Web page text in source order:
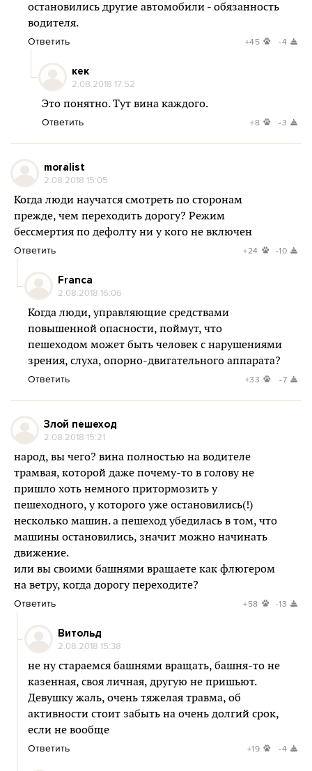
остановились другие автомобили - обязанность
водителя.
Ответить +45 -4
кек
2.08.2018 17:52
Это понятно. Тут вина каждого.
Ответить +8 -3
moralist
2.08.2018 15:05
Когда люди научатся смотреть по сторонам
прежде, чем переходить дорогу? Режим
бессмертия по дефолту ни у кого не включен
Ответить +24 -10
Franca
2.08.2018 16:06
Когда люди, управляющие средствами
повышенной опасности, поймут, что
пешеходом может быть человек с нарушениями
зрения, слуха, опорно-двигательного аппарата?
Ответить +33 -7
Злой пешеход
2.08.2018 15:21
народ, вы чего? вина полностью на водителе
трамвая, которой даже почему-то в голову не
пришло хоть немного притормозить у
пешеходного, у которого уже остановились(!)
несколько машин. а пешеход убедилась в том, что
машины остановились, значит можно начинать
движение.
или вы своими башнями вращаете как флюгером
на ветру, когда дорогу переходите?
Ответить +58 -13
Витольд
2.08.2018 15:38
не ну стараемся башнями вращать, башня-то не
казенная, своя личная, другую не пришьют.
Девушку жаль, очень тяжелая травма, об
активности стоит забыть на очень долгий срок,
если не вообще
Ответить +19 -4